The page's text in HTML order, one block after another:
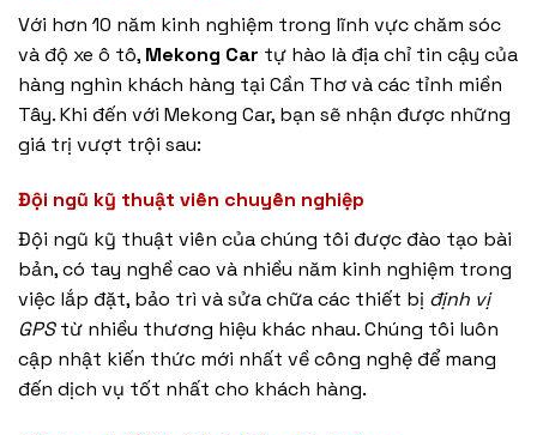
Với hơn 10 năm kinh nghiệm trong lĩnh vực chăm sóc
và độ xe ô tô, Mekong Car tự hào là địa chỉ tin cậy của
hàng nghìn khách hàng tại Cần Thơ và các tỉnh miền
Tây. Khi đến với Mekong Car, bạn sẽ nhận được những
giá trị vượt trội sau:
Đội ngũ kỹ thuật viên chuyên nghiệp
Đội ngũ kỹ thuật viên của chúng tôi được đào tạo bài
bản, có tay nghề cao và nhiều năm kinh nghiệm trong
việc lắp đặt, bảo trì và sửa chữa các thiết bị định vị
GPStừ nhiều thương hiệu khác nhau. Chúng tôi luôn
cập nhật kiến thức mới nhất về công nghệ để mang
đến dịch vụ tốt nhất cho khách hàng.